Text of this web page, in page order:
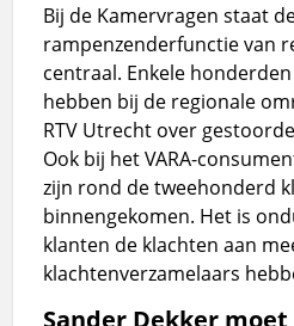
Bij de Kamervragen staat
rampenzenderfunctie van
centraal. Enkele
hebben bij de regionale
RTV Utrecht over
Ook bij het VARA-
zijn rond de tweehonderd
binnengekomen. Het is
klanten de klachten aan
klachtenverzamelaars
Sander Dekker